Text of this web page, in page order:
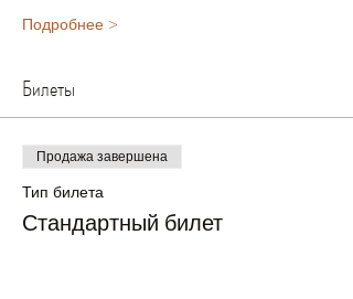
Подробнее >
Билеты
Продажа завершена
Тип билета
Стандартный билет